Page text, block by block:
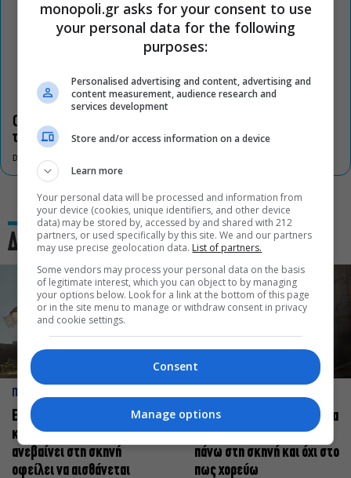
Οι «Τρωάδες» στην Επίδαυρο αλλάζουν την αντίληψη για
τον πολιτισμό
DON'T MISS
Δες και αυτό
ΠΡΟΣΩΠΑ
Ελεάνα Ανδρεούδη: Κάθε
καλλιτέχνης όταν
ανεβαίνει στη σκηνή
οφείλει να αισθάνεται
Βαγγέλης Μπίκος: Έμαθα να
δίνω αξία στο ποιος είμαι
πάνω στη σκηνή και όχι στο
πως χορεύω
monopoli.gr asks for your consent to use
your personal data for the following
purposes:
Personalised advertising and content, advertising and
content measurement, audience research and
services development
Store and/or access information on a device
Learn more
Your personal data will be processed and information from
your device (cookies, unique identifiers, and other device
data) may be stored by, accessed by and shared with 212
partners, or used specifically by this site. We and our partners
may use precise geolocation data. List of partners.
Some vendors may process your personal data on the basis
of legitimate interest, which you can object to by managing
your options below. Look for a link at the bottom of this page
or in the site menu to manage or withdraw consent in privacy
and cookie settings.
Consent
Manage options